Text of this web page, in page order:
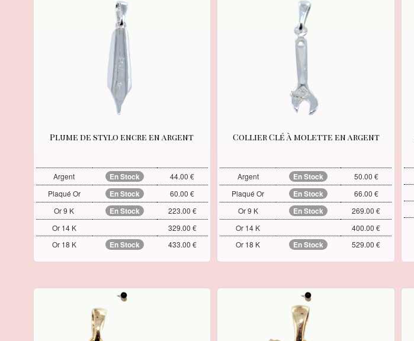
Plume de stylo encre en argent
Argent En Stock
44.00 €
Plaqué Or
En Stock
60.00 €
Or 9 K
En Stock
223.00 €
Or 14 K
329.00 €
Or 18 K
En Stock 433.00 €
Collier Clé à molette en argent
Argent En Stock
50.00 €
Plaqué Or
En Stock
66.00 €
Or 9 K
En Stock
269.00 €
Or 14 K
400.00 €
Or 18 K
En Stock 529.00 €